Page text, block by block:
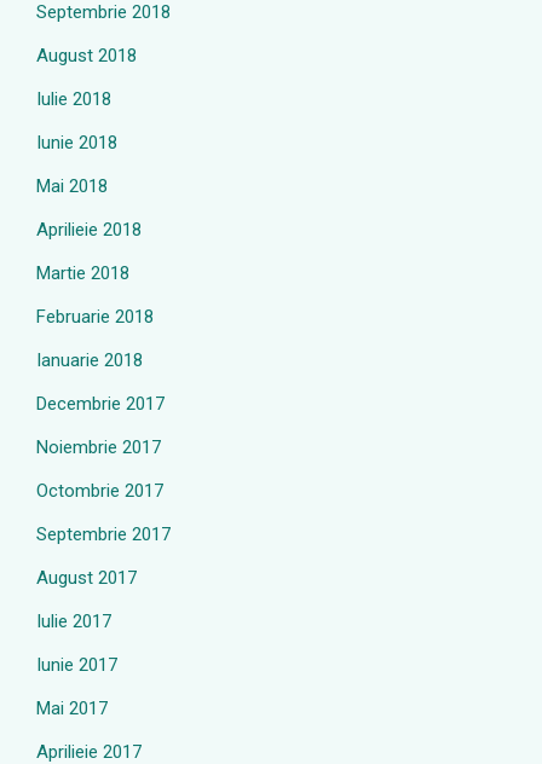
Septembrie 2018
August 2018
Iulie 2018
Iunie 2018
Mai 2018
Aprilieie 2018
Martie 2018
Februarie 2018
Ianuarie 2018
Decembrie 2017
Noiembrie 2017
Octombrie 2017
Septembrie 2017
August 2017
Iulie 2017
Iunie 2017
Mai 2017
Aprilieie 2017